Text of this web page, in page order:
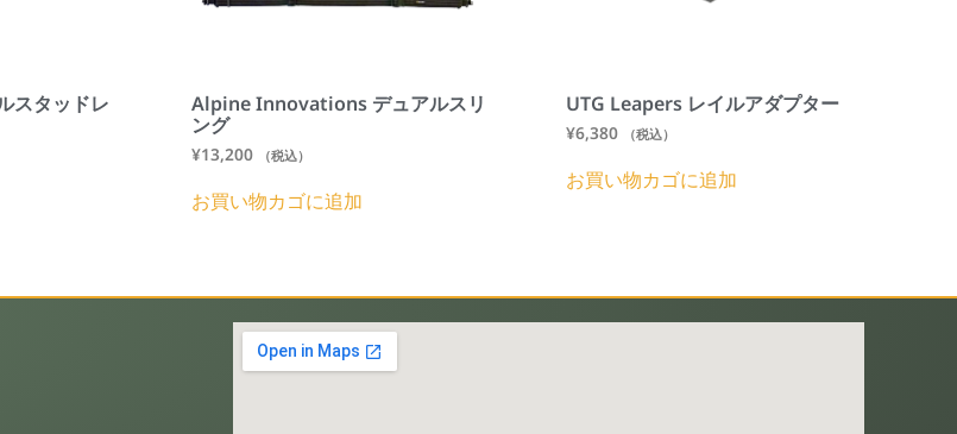
スタッドレ
Alpine Innovations デュアルスリ
ング
¥13,200 （税込）
お買い物カゴに追加
UTG Leapers レイルアダプター
¥6,380 （税込）
お買い物カゴに追加